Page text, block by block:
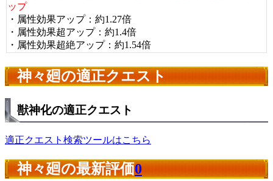
ップ
・属性効果アップ：約1.27倍
・属性効果超アップ：約1.4倍
・属性効果超絶アップ：約1.54倍
神々廻の適正クエスト
獣神化の適正クエスト
適正クエスト検索ツールはこちら
神々廻の最新評価0